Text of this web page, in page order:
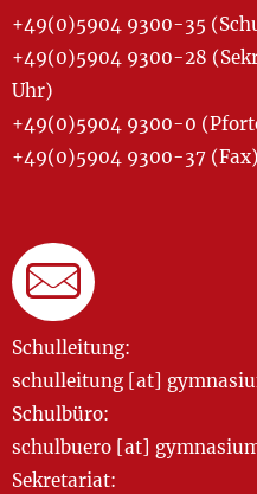
+49(0)5904 9300-35
+49(0)5904 9300-28
Uhr)
+49(0)5904 9300-0
+49(0)5904 9300-37 (Fax)
Schulleitung:
schulleitung [at]
Schulbüro:
schulbuero [at]
Sekretariat: